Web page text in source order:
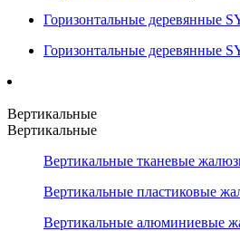
Горизонтальные деревянные
Горизонтальные деревянные
Вертикальные
Вертикальные
Вертикальные тканевые
Вертикальные пластиковые
Вертикальные алюминиевые